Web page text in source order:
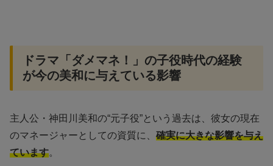
ドラマ「ダメマネ！」の子役時代の経験
が今の美和に与えている影響
主人公・神田川美和の“元子役”という過去は、彼女の現在
のマネージャーとしての資質に、 確実に大きな影響を与え
ています。